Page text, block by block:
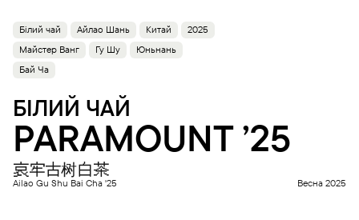
Білий чай Айлао Шань Китай
2025
Майстер Ванг
Гу Шу
Юньнань
Бай Ча
БІЛИЙ ЧАЙ
PARAMOUNT ’25
哀牢古树白茶
Ailao Gu Shu Bai Cha '25 Весна 2025